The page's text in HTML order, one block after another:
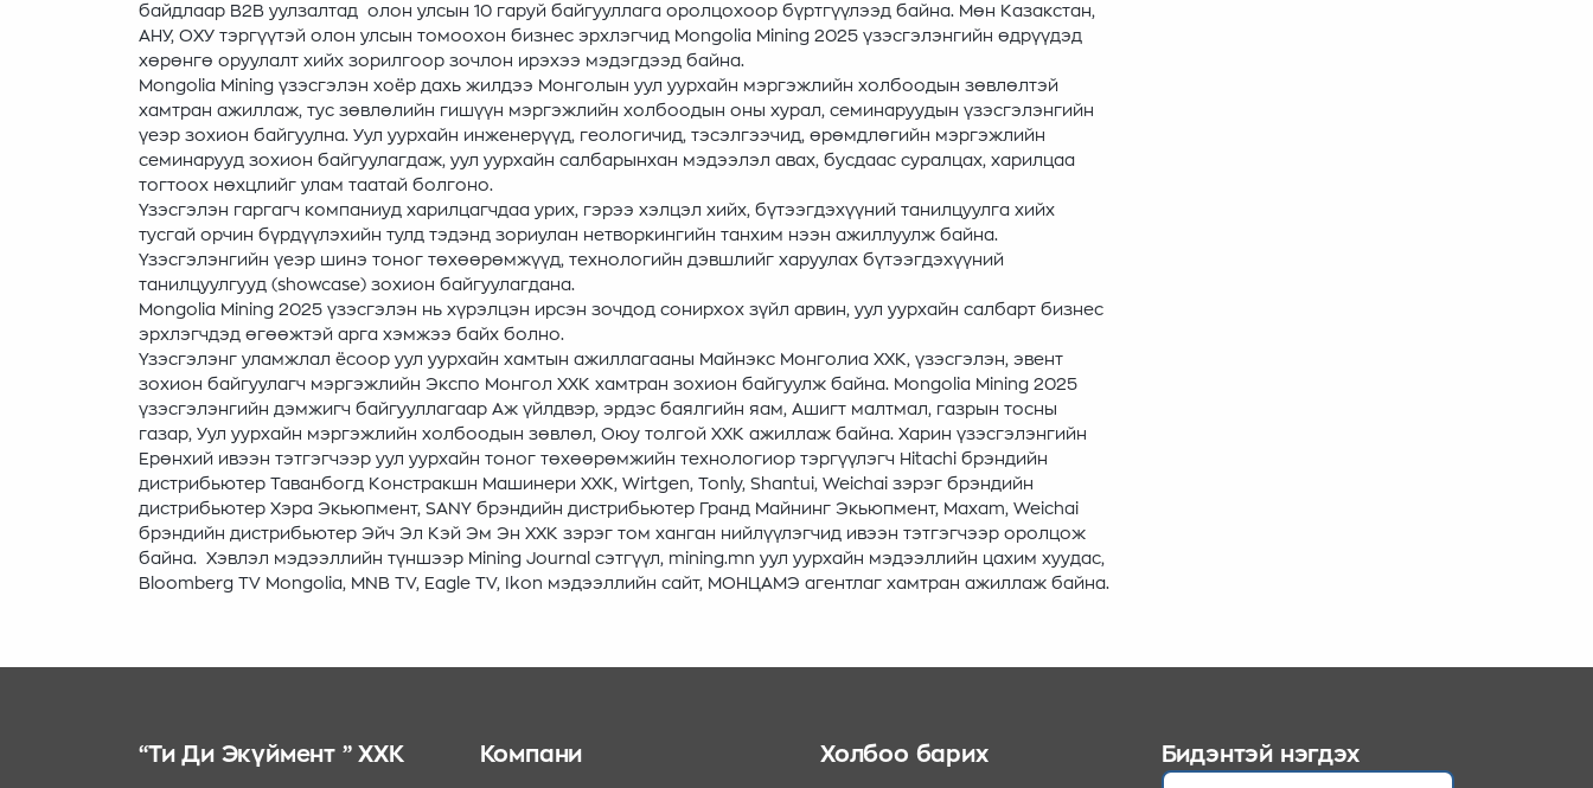
байдлаар B2B уулзалтад олон улсын 10 гаруй байгууллага оролцохоор бүртгүүлээд байна. Мөн Казакстан,
АНУ, ОХУ тэргүүтэй олон улсын томоохон бизнес эрхлэгчид Mongolia Mining 2025 үзэсгэлэнгийн өдрүүдэд
хөрөнгө оруулалт хийх зорилгоор зочлон ирэхээ мэдэгдээд байна.
Mongolia Mining үзэсгэлэн хоёр дахь жилдээ Монголын уул уурхайн мэргэжлийн холбоодын зөвлөлтэй
хамтран ажиллаж, тус зөвлөлийн гишүүн мэргэжлийн холбоодын оны хурал, семинаруудын үзэсгэлэнгийн
үеэр зохион байгуулна. Уул уурхайн инженерүүд, геологичид, тэсэлгээчид, өрөмдлөгийн мэргэжлийн
семинарууд зохион байгуулагдаж, уул уурхайн салбарынхан мэдээлэл авах, бусдаас суралцах, харилцаа
тогтоох нөхцлийг улам таатай болгоно.
Үзэсгэлэн гаргагч компаниуд харилцагчдаа урих, гэрээ хэлцэл хийх, бүтээгдэхүүний танилцуулга хийх
тусгай орчин бүрдүүлэхийн тулд тэдэнд зориулан нетворкингийн танхим нээн ажиллуулж байна.
Үзэсгэлэнгийн үеэр шинэ тоног төхөөрөмжүүд, технологийн дэвшлийг харуулах бүтээгдэхүүний
танилцуулгууд (showcase) зохион байгуулагдана.
Mongolia Mining 2025 үзэсгэлэн нь хүрэлцэн ирсэн зочдод сонирхох зүйл арвин, уул уурхайн салбарт бизнес
эрхлэгчдэд өгөөжтэй арга хэмжээ байх болно.
Үзэсгэлэнг уламжлал ёсоор уул уурхайн хамтын ажиллагааны Майнэкс Монголиа ХХК, үзэсгэлэн, эвент
зохион байгуулагч мэргэжлийн Экспо Монгол ХХК хамтран зохион байгуулж байна. Mongolia Mining 2025
үзэсгэлэнгийн дэмжигч байгууллагаар Аж үйлдвэр, эрдэс баялгийн яам, Ашигт малтмал, газрын тосны
газар, Уул уурхайн мэргэжлийн холбоодын зөвлөл, Оюу толгой ХХК ажиллаж байна. Харин үзэсгэлэнгийн
Ерөнхий ивээн тэтгэгчээр уул уурхайн тоног төхөөрөмжийн технологиор тэргүүлэгч Hitachi брэндийн
дистрибьютер Таванбогд Констракшн Машинери ХХК, Wirtgen, Tonly, Shantui, Weichai зэрэг брэндийн
дистрибьютер Хэра Экьюпмент, SANY брэндийн дистрибьютер Гранд Майнинг Экьюпмент, Maxam, Weichai
брэндийн дистрибьютер Эйч Эл Кэй Эм Эн ХХК зэрэг том ханган нийлүүлэгчид ивээн тэтгэгчээр оролцож
байна. Хэвлэл мэдээллийн түншээр Mining Journal сэтгүүл, mining.mn уул уурхайн мэдээллийн цахим хуудас,
Bloomberg TV Mongolia, MNB TV, Eagle TV, Ikon мэдээллийн сайт, МОНЦАМЭ агентлаг хамтран ажиллаж байна.
“Ти Ди Экүймент ” ХХК Компани Холбоо барих Бидэнтэй нэгдэх